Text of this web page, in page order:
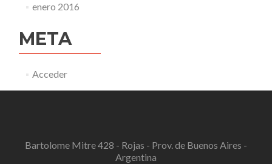
enero 2016
META
Acceder
Bartolome Mitre 428 - Rojas - Prov. de Buenos Aires -
Argentina